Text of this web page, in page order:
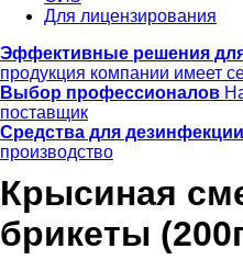
Для лицензирования
Эффективные решения
продукция компании имеет
Выбор профессионалов
поставщик
Средства для дезинфекции
производство
Крысиная
брикеты